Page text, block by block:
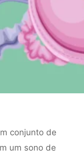
conjunto de
um sono de